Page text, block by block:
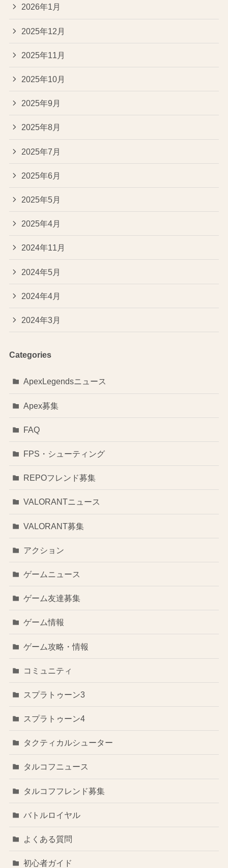
2026年1月
2025年12月
2025年11月
2025年10月
2025年9月
2025年8月
2025年7月
2025年6月
2025年5月
2025年4月
2024年11月
2024年5月
2024年4月
2024年3月
Categories
ApexLegendsニュース
Apex募集
FAQ
FPS・シューティング
REPOフレンド募集
VALORANTニュース
VALORANT募集
アクション
ゲームニュース
ゲーム友達募集
ゲーム情報
ゲーム攻略・情報
コミュニティ
スプラトゥーン3
スプラトゥーン4
タクティカルシューター
タルコフニュース
タルコフフレンド募集
バトルロイヤル
よくある質問
初心者ガイド